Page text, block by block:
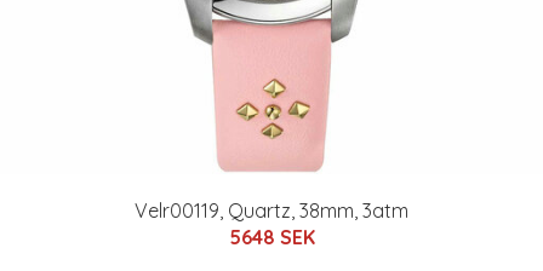
Velr00119, Quartz, 38mm, 3atm
5648 SEK